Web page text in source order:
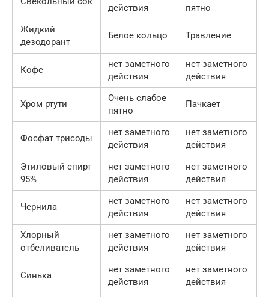
действия
пятно
Жидкий
дезодорант
Белое кольцо Травление
Кофе
нет заметного
действия
нет заметного
действия
Хром ртути
Очень слабое
пятно
Пачкает
Фосфат трисоды
нет заметного
действия
нет заметного
действия
Этиловый спирт
95%
нет заметного
действия
нет заметного
действия
Чернила
нет заметного
действия
нет заметного
действия
Хлорный
отбеливатель
нет заметного
действия
нет заметного
действия
Синька
нет заметного
действия
нет заметного
действия